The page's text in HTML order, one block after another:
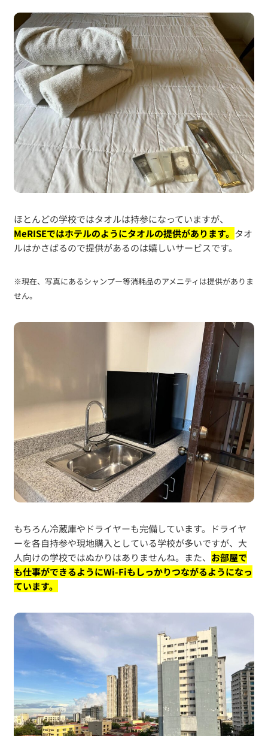
ほとんどの学校ではタオルは持参になっていますが、
MeRISEではホテルのようにタオルの提供があります。 タオ
ルはかさばるので提供があるのは嬉しいサービスです。
※現在、写真にあるシャンプー等消耗品のアメニティは提供がありま
せん。
もちろん冷蔵庫やドライヤーも完備しています。ドライヤ
ーを各自持参や現地購入としている学校が多いですが、大
人向けの学校ではぬかりはありませんね。また、 お部屋で
も仕事ができるようにWi-Fiもしっかりつながるようになっ
ています。